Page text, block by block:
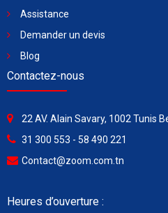
Assistance
Demander un devis
Blog
Contactez-nous
22 AV. Alain Savary, 1002 Tunis
31 300 553 - 58 490 221
Contact@zoom.com.tn
Heures d’ouverture :